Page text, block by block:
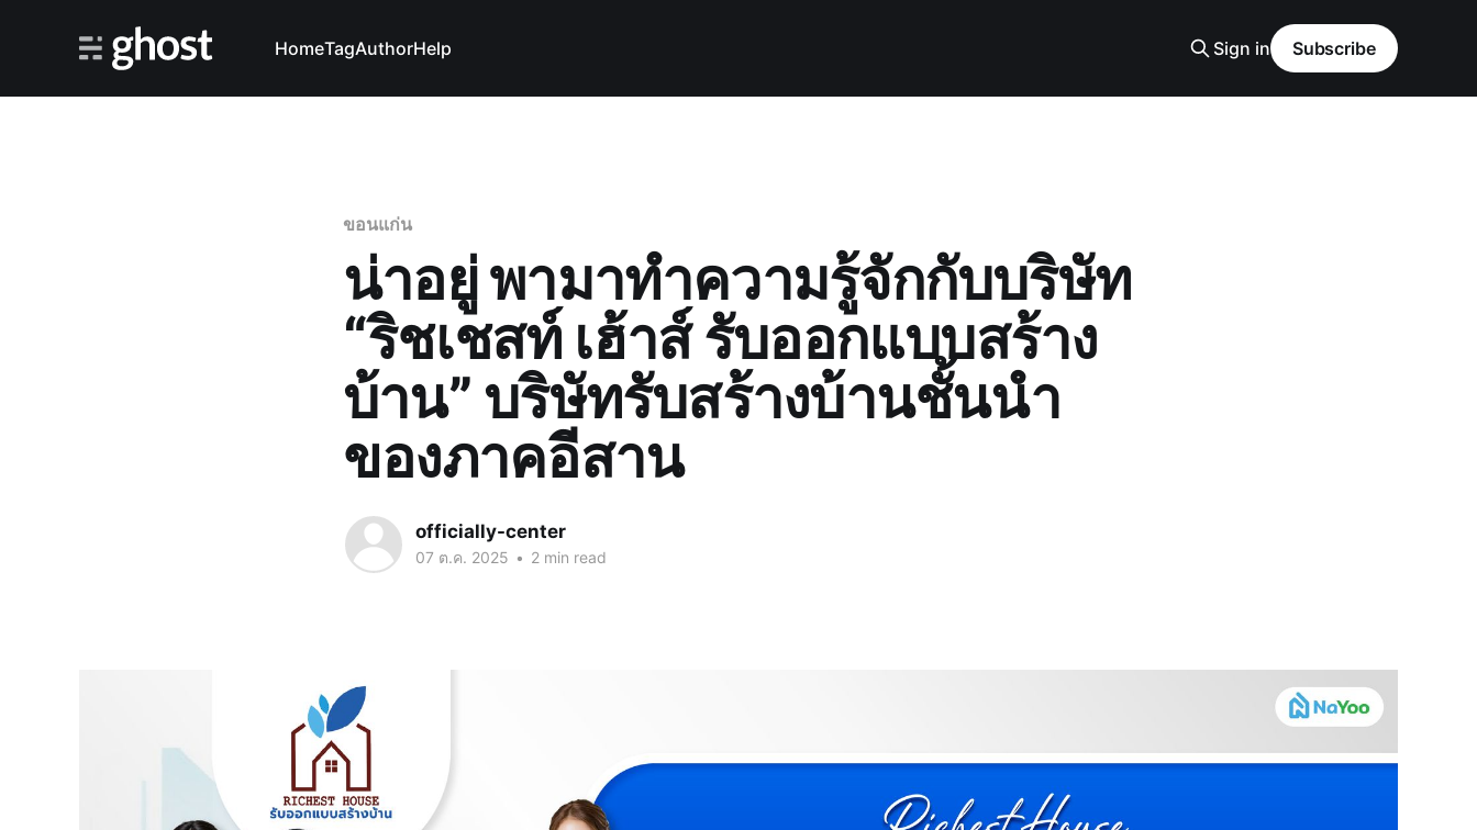
HomeTagAuthorHelp Sign in Subscribe
ขอนแก่น
น่าอยู่ พามาทำความรู้จักกับบริษัท
“ริชเชสท์ เฮ้าส์ รับออกแบบสร้าง
บ้าน” บริษัทรับสร้างบ้านชั้นนำ
ของภาคอีสาน
officially-center
07 ต.ค. 2025 • 2 min read